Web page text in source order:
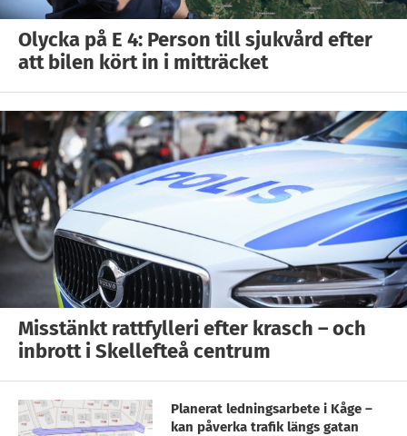
Olycka på E 4: Person till sjukvård efter
att bilen kört in i mitträcket
Misstänkt rattfylleri efter krasch – och
inbrott i Skellefteå centrum
Planerat ledningsarbete i Kåge –
kan påverka trafik längs gatan